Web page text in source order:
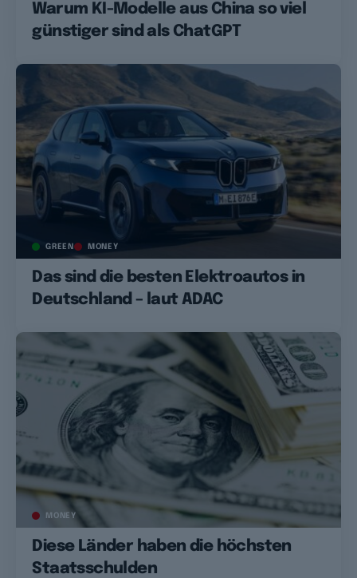
Warum KI-Modelle aus China so viel
günstiger sind als ChatGPT
GREEN MONEY
Das sind die besten Elektroautos in
Deutschland – laut ADAC
MONEY
Diese Länder haben die höchsten
Staatsschulden